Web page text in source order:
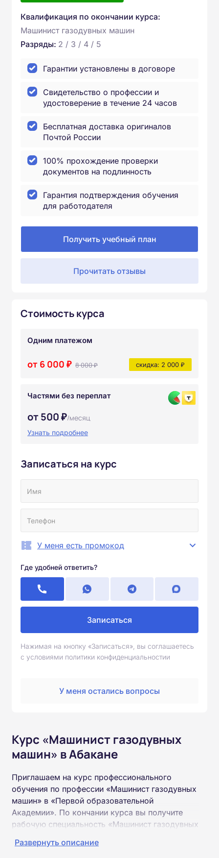
Квалификация по окончании курса:
Машинист газодувных машин
Разряды: 2 / 3 / 4 / 5
Гарантии установлены в договоре
Свидетельство о профессии и
удостоверение в течение 24 часов
Бесплатная доставка оригиналов
Почтой России
100% прохождение проверки
документов на подлинность
Гарантия подтверждения обучения
для работодателя
Получить учебный план
Прочитать отзывы
Стоимость курса
Одним платежом
от 6 000 ₽ 8 000 ₽ скидка: 2 000 ₽
Частями без переплат
от 500 ₽/месяц
Узнать подробнее
Записаться на курс
У меня есть промокод
Где удобней ответить?
Записаться
Нажимая на кнопку «Записаться», вы соглашаетесь
с условиями политики конфиденциальностии
У меня остались вопросы
Курс «Машинист газодувных
машин» в Абакане
Приглашаем на курс профессионального
обучения по профессии «Машинист газодувных
машин» в «Первой образовательной
Академии». По кончании курса вы получите
рабочую специальность «Машинист газодувных
Развернуть описание